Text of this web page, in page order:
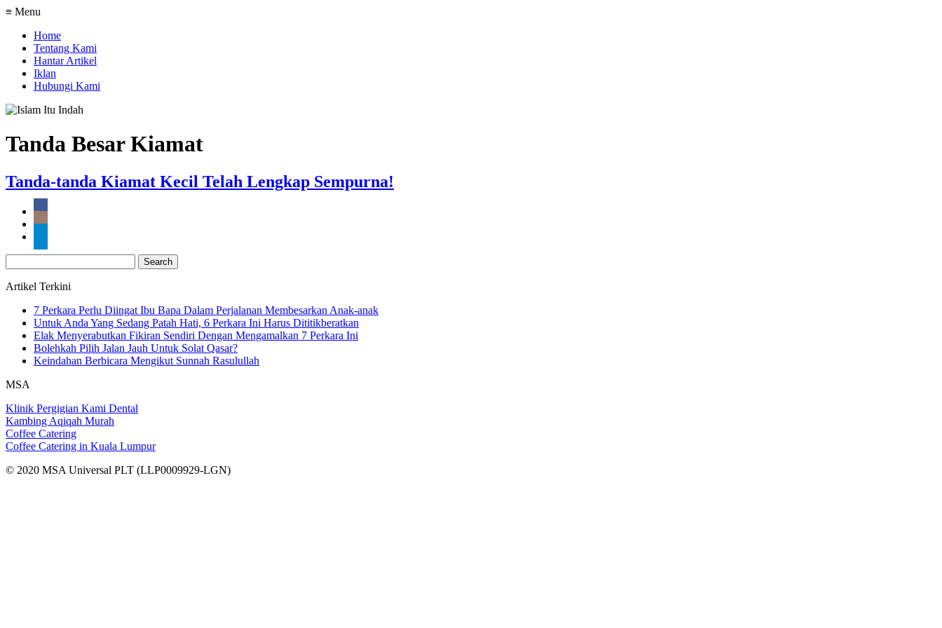
≡ Menu
Home
Tentang Kami
Hantar Artikel
Iklan
Hubungi Kami
Tanda Besar Kiamat
Tanda-tanda Kiamat Kecil Telah Lengkap Sempurna!
for:
Artikel Terkini
7 Perkara Perlu Diingat Ibu Bapa Dalam Perjalanan Membesarkan Anak-anak
Untuk Anda Yang Sedang Patah Hati, 6 Perkara Ini Harus Dititikberatkan
Elak Menyerabutkan Fikiran Sendiri Dengan Mengamalkan 7 Perkara Ini
Bolehkah Pilih Jalan Jauh Untuk Solat Qasar?
Keindahan Berbicara Mengikut Sunnah Rasulullah
MSA
Klinik Pergigian Kami Dental
Kambing Aqiqah Murah
Coffee Catering
Coffee Catering in Kuala Lumpur
© 2020 MSA Universal PLT (LLP0009929-LGN)